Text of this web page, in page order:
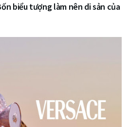
biểu tượng làm nên di sản của